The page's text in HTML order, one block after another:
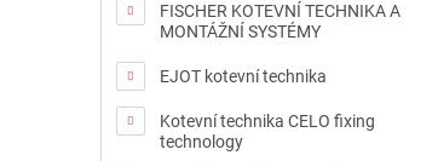
FISCHER KOTEVNÍ TECHNIKA A
MONTÁŽNÍ SYSTÉMY
EJOT kotevní technika
Kotevní technika CELO fixing
technology